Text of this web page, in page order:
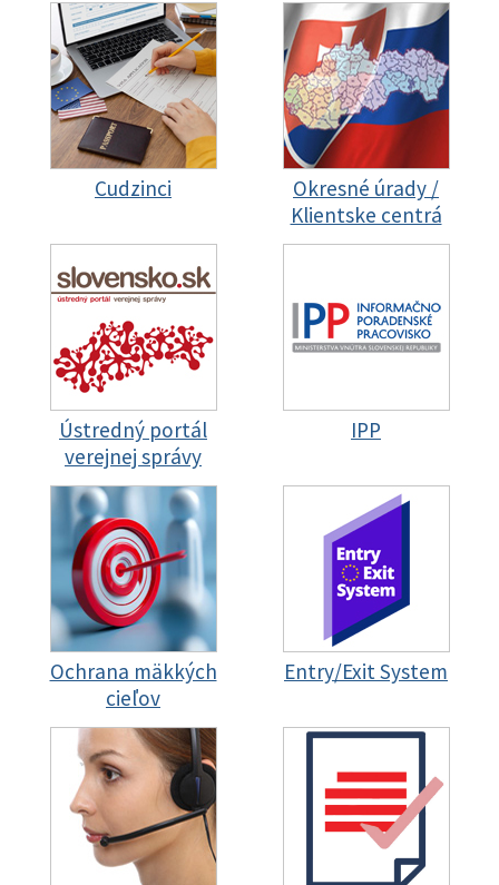
Cudzinci
Okresné úrady /
Klientske centrá
Ústredný portál
verejnej správy
IPP
Ochrana mäkkých
cieľov
Entry/Exit System